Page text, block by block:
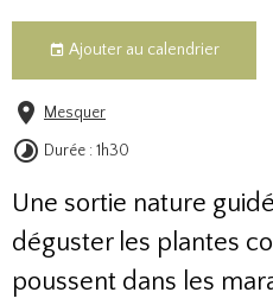
Ajouter au calendrier
Mesquer
Durée : 1h30
Une sortie nature
déguster les plantes
poussent dans les